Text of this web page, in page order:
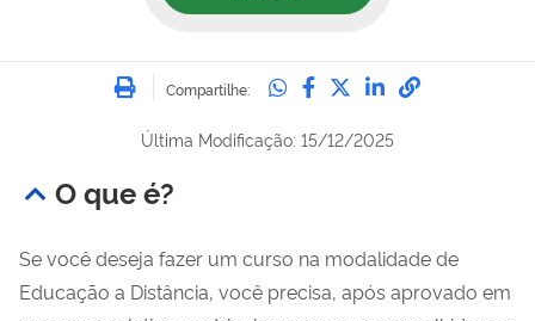
Imprimir
Compartilhe: Compartilhe no
Compartilhe no
Compartilhe no
Compartilhe
Última Modificação: 15/12/2025
O que é?
Se você deseja fazer um curso na modalidade de
Educação a Distância, você precisa, após aprovado em